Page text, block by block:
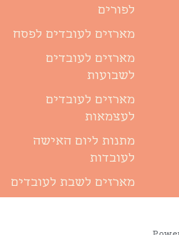
לפורים
מארזים לעובדים לפסח
מארזים לעובדים
לשבועות
מארזים לעובדים
לעצמאות
מתנות ליום האישה
לעובדות
מארזים לשבת לעובדים